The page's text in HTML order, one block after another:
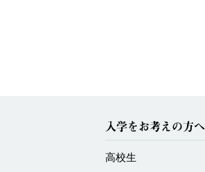
入学をお考えの方へ
高校生